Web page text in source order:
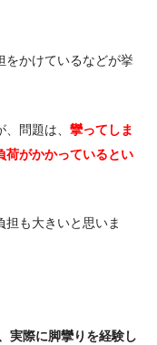
をかけているなどが挙
問題は、 攣ってしま
荷がかかっているとい
も大きいと思いま
実際に脚攣りを経験し